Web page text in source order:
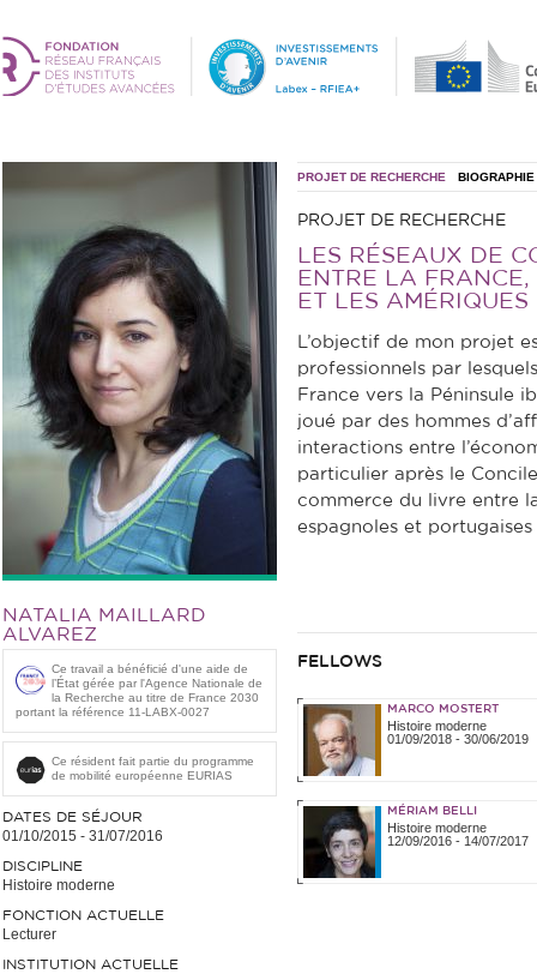
NATALIA MAILLARD
ALVAREZ
Ce travail a bénéficié d'une aide de
l’État gérée par l'Agence Nationale de
la Recherche au titre de France 2030
portant la référence 11-LABX-0027
Ce résident fait partie du programme
de mobilité européenne EURIAS
DATES DE SÉJOUR
01/10/2015 - 31/07/2016
DISCIPLINE
Histoire moderne
FONCTION ACTUELLE
Lecturer
INSTITUTION ACTUELLE
PROJET DE RECHERCHE BIOGRAPHIE
PROJET DE RECHERCHE
LES RÉSEAUX DE
ENTRE LA
ET LES AMÉRIQUES
L’objectif de mon projet
professionnels par
France vers la Péninsule
joué par des hommes
interactions entre
particulier après le
commerce du livre entre
espagnoles et
FELLOWS
MARCO MOSTERT
Histoire moderne
01/09/2018- 30/06/2019
MÉRIAM BELLI
Histoire moderne
12/09/2016- 14/07/2017